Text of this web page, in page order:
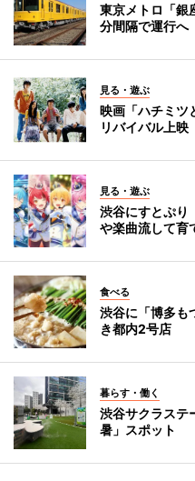
東京メトロ「
分間隔で運行へ
見る・遊ぶ
映画「ハチミツ
リバイバル上映
見る・遊ぶ
渋谷にすとぷ
や楽曲流して育
食べる
渋谷に「博多
き都内2号店
暮らす・働く
渋谷サクラステ
暑」スポット